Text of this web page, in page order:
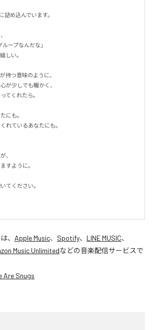
詰め込んでいます。
ープなんだな」
しい。
持つ意味のように、
が少しでも暖かく、
てくれたら。
にも。
れているあなたにも。
、
すように。
てください。
は、 Apple Music、 Spotify、 LINE MUSIC、
Music Unlimitedなどの音楽配信サービスで
Are Snugs